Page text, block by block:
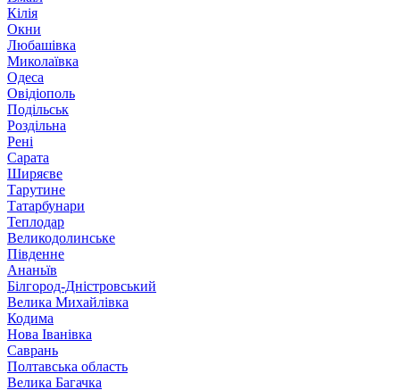
Кілія
Окни
Любашівка
Миколаївка
Одеса
Овідіополь
Подільськ
Роздільна
Рені
Сарата
Ширяєве
Тарутине
Татарбунари
Теплодар
Великодолинське
Південне
Ананьїв
Білгород-Дністровський
Велика Михайлівка
Кодима
Нова Іванівка
Саврань
Полтавська область
Велика Багачка